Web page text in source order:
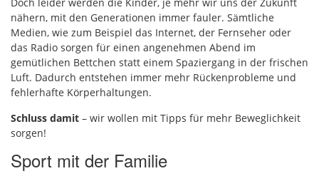
nähern, mit den Generationen immer fauler. Sämtliche
Medien, wie zum Beispiel das Internet, der Fernseher oder
das Radio sorgen für einen angenehmen Abend im
gemütlichen Bettchen statt einem Spaziergang in der frischen
Luft. Dadurch entstehen immer mehr Rückenprobleme und
fehlerhafte Körperhaltungen.
Schluss damit – wir wollen mit Tipps für mehr Beweglichkeit
sorgen!
Sport mit der Familie